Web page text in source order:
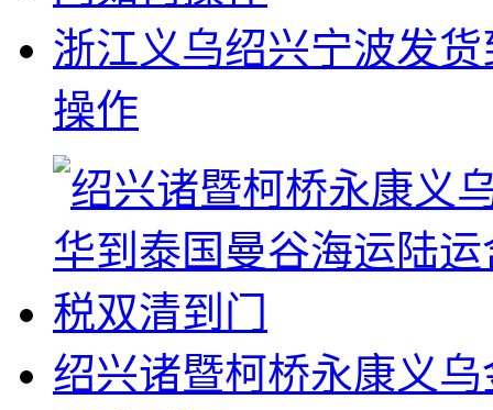
浙江义乌绍兴宁波发
操作
绍兴诸暨柯桥永康义